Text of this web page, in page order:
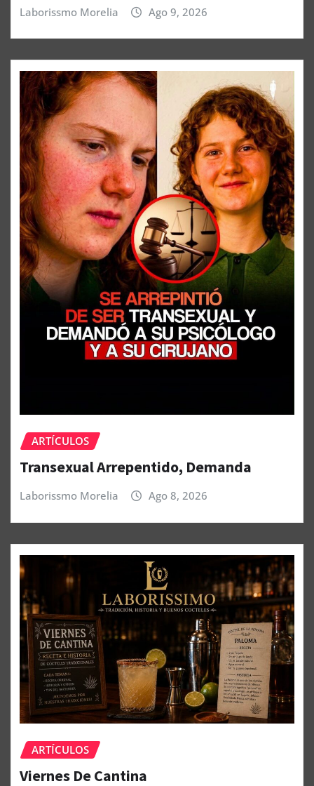
Laborissmo Morelia Ago 9, 2026
ARTÍCULOS
Transexual Arrepentido, Demanda
Laborissmo Morelia Ago 8, 2026
ARTÍCULOS
Viernes De Cantina